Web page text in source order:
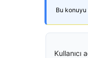
Bu konuyu
Kullanıcı